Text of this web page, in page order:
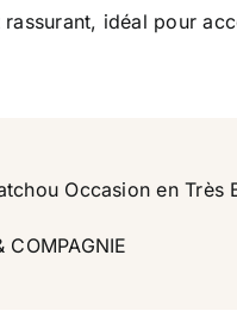
idéal pour
Occasion en Très